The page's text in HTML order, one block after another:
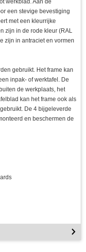
werkblad. Aan de
een stevige bevestiging
met een kleurrijke
zijn in de rode kleur (RAL
zijn in antraciet en vormen
gebruikt. Het frame kan
inpak- of werktafel. De
de werkplaats, het
kan het frame ook als
De 4 bijgeleverde
en beschermen de